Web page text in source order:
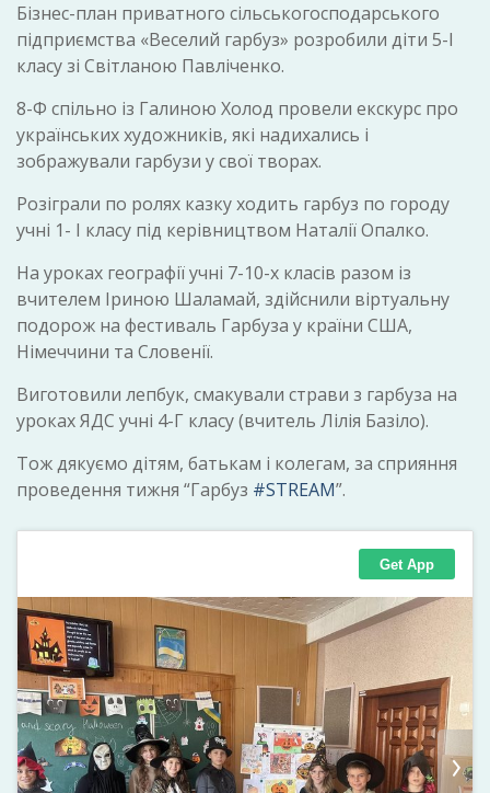
Бізнес-план приватного сільськогосподарського
підприємства «Веселий гарбуз» розробили діти 5-І
класу зі Світланою Павліченко.
8-Ф спільно із Галиною Холод провели екскурс про
українських художників, які надихались і
зображували гарбузи у свої творах.
Розіграли по ролях казку ходить гарбуз по городу
учні 1- І класу під керівництвом Наталії Опалко.
На уроках географії учні 7-10-х класів разом із
вчителем Іриною Шаламай, здійснили віртуальну
подорож на фестиваль Гарбуза у країни США,
Німеччини та Словенії.
Виготовили лепбук, смакували страви з гарбуза на
уроках ЯДС учні 4-Г класу (вчитель Лілія Базіло).
Тож дякуємо дітям, батькам і колегам, за сприяння
проведення тижня “Гарбуз #STREAM”.